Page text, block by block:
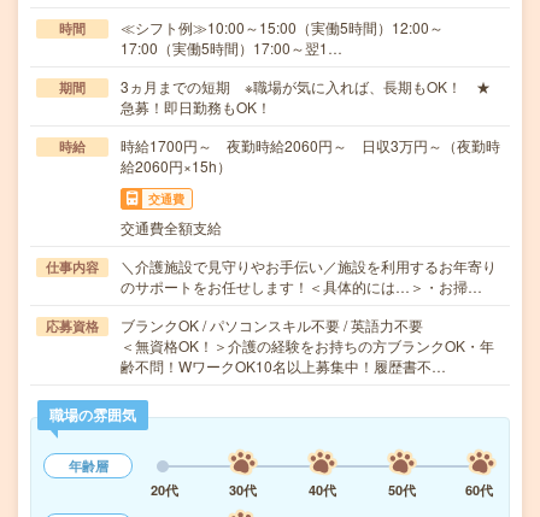
時間
≪シフト例≫10:00～15:00（実働5時間）12:00～
17:00（実働5時間）17:00～翌1…
期間
3ヵ月までの短期 ※職場が気に入れば、長期もOK！ ★
急募！即日勤務もOK！
時給
時給1700円～ 夜勤時給2060円～ 日収3万円～（夜勤時
給2060円×15h）
交通費
交通費全額支給
仕事内容
＼介護施設で見守りやお手伝い／施設を利用するお年寄り
のサポートをお任せします！＜具体的には…＞・お掃…
応募資格
ブランクOK / パソコンスキル不要 / 英語力不要
＜無資格OK！＞介護の経験をお持ちの方ブランクOK・年
齢不問！WワークOK10名以上募集中！履歴書不…
職場の雰囲気
年齢層
20代
30代 40代 50代 60代